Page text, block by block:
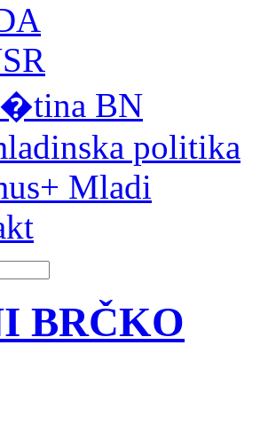
BN
politika
Mladi
BRČKO